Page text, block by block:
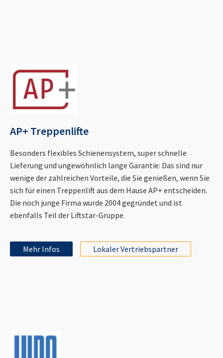
AP+ Treppenlifte
Besonders flexibles Schienensystem, super schnelle
Lieferung und ungewöhnlich lange Garantie: Das sind nur
wenige der zahlreichen Vorteile, die Sie genießen, wenn Sie
sich für einen Treppenlift aus dem Hause AP+ entscheiden.
Die noch junge Firma wurde 2004 gegründet und ist
ebenfalls Teil der Liftstar-Gruppe.
Mehr Infos Lokaler Vertriebspartner